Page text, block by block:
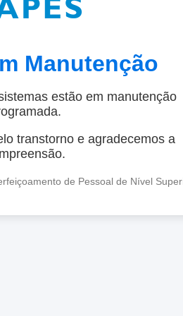
Manutenção
estão em manutenção
transtorno e agradecemos a
de Pessoal de Nível